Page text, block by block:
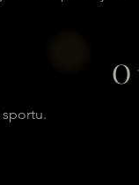
sportu.